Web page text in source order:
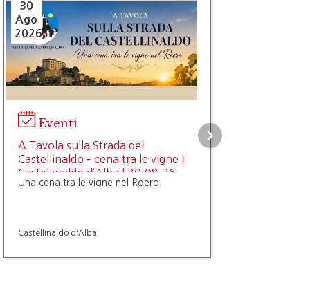
30
Ago
2026
Eventi
A Tavola sulla Strada del
Castellinaldo – cena tra le vigne |
Castellinaldo d’Alba | 30.08.26
Una cena tra le vigne nel Roero
Castellinaldo d'Alba